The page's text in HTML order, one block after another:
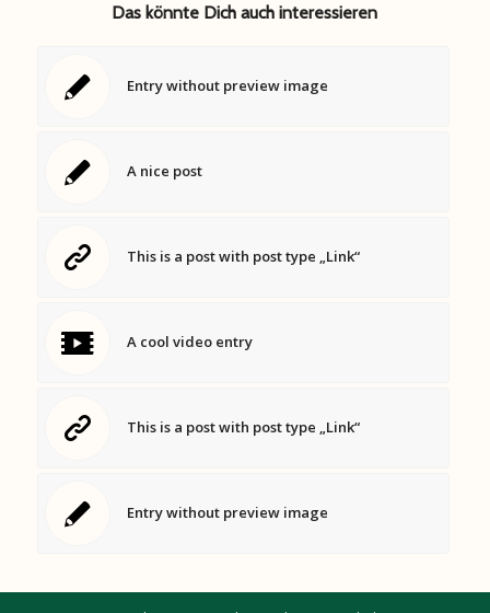
Das könnte Dich auch interessieren
Entry without preview image
A nice post
This is a post with post type „Link“
A cool video entry
This is a post with post type „Link“
Entry without preview image